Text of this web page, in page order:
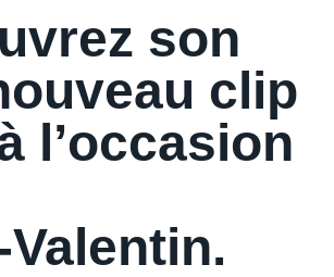
son
clip
l’occasion